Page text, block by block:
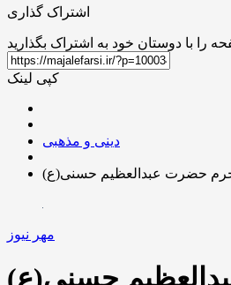
اشتراک گذاری
کپی لینک
دینی و مذهبی
حرم حضرت عبدالعظیم حسنی(ع)
مهر نیوز
حسنی(ع)